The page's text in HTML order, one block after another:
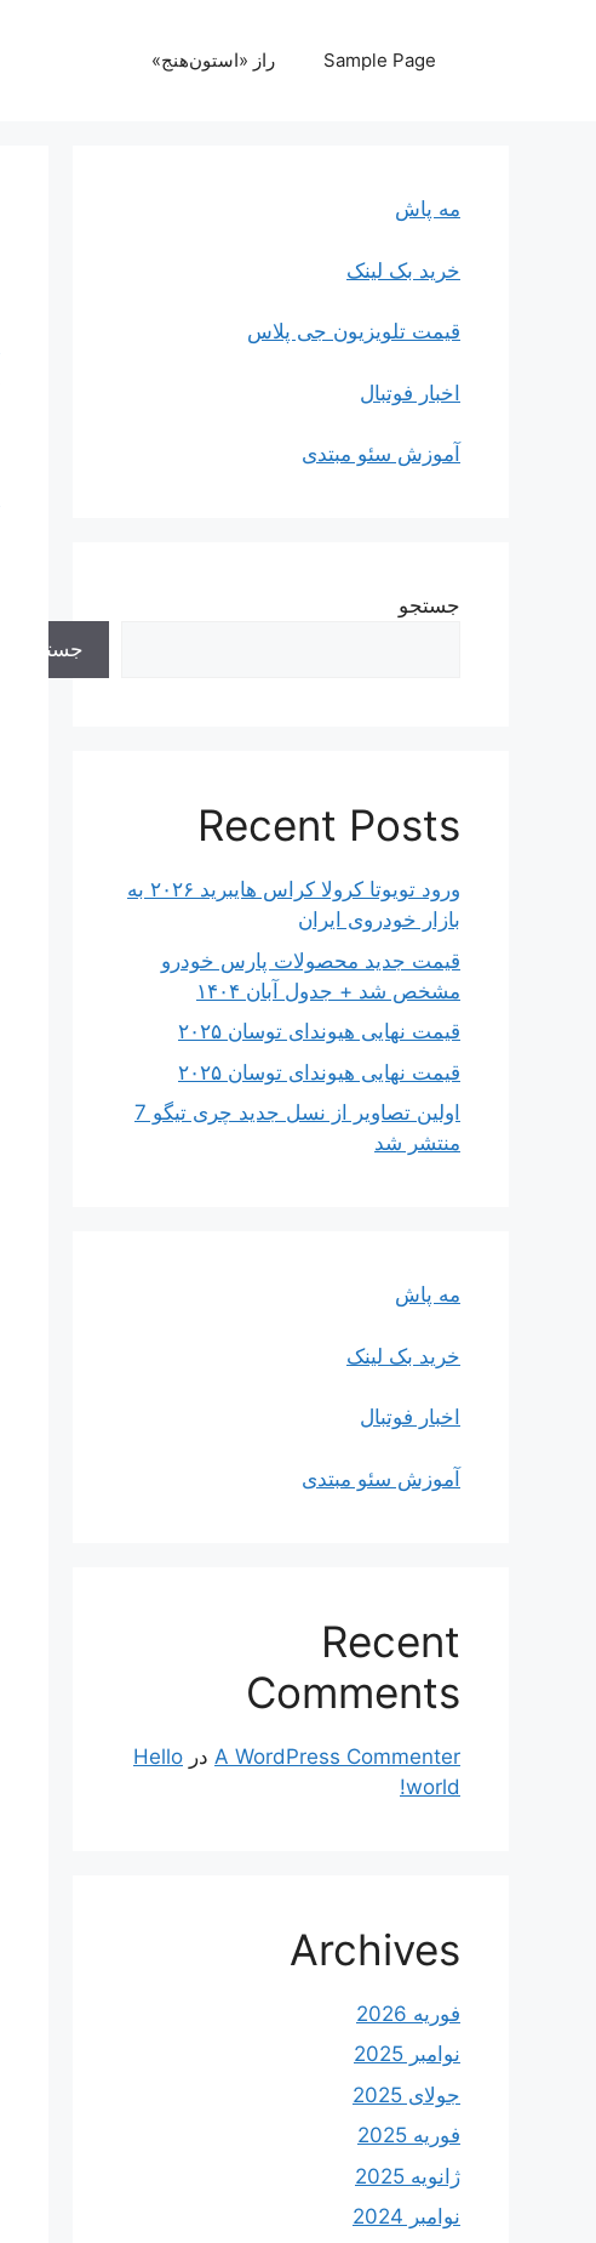
Sample Page راز «استون‌هنج»
مه پاش
خرید بک لینک
قیمت تلویزیون جی پلاس
اخبار فوتبال
آموزش سئو مبتدی
جستجو
جستجو
Recent Posts
ورود تویوتا کرولا کراس هایبرید ۲۰۲۶ به
بازار خودروی ایران
قیمت جدید محصولات پارس خودرو
مشخص شد + جدول آبان ۱۴۰۴
قیمت نهایی هیوندای توسان ۲۰۲۵
قیمت نهایی هیوندای توسان ۲۰۲۵
اولین تصاویر از نسل جدید چری تیگو 7
منتشر شد
مه پاش
خرید بک لینک
اخبار فوتبال
آموزش سئو مبتدی
Recent
Comments
A WordPress Commenter در Hello
world!
Archives
فوریه 2026
نوامبر 2025
جولای 2025
فوریه 2025
ژانویه 2025
نوامبر 2024